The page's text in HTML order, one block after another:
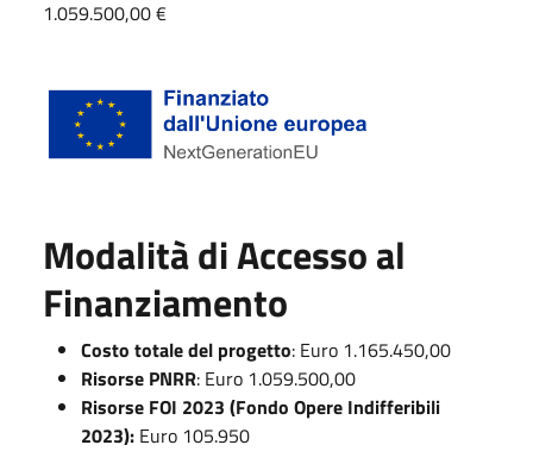
1.059.500,00 €
Modalità di Accesso al
Finanziamento
Costo totale del progetto: Euro 1.165.450,00
Risorse PNRR: Euro 1.059.500,00
Risorse FOI 2023 (Fondo Opere Indifferibili
2023): Euro 105.950